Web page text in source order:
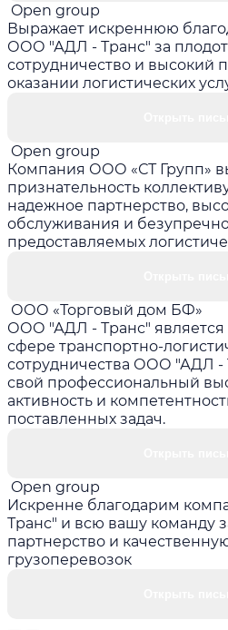
Open group
Выражает искреннюю
ООО "АДЛ - Транс" за
сотрудничество и высокий
оказании логистических
Open group
Компания ООО «СТ Групп»
признательность
надежное партнерство,
обслуживания и
предоставляемых
ООО «Торговый дом БФ»
ООО "АДЛ - Транс"
сфере транспортно-
сотрудничества ООО "АДЛ -
свой профессиональный
активность и
поставленных задач.
Open group
Искренне благодарим
Транс" и всю вашу команду
партнерство и
грузоперевозок